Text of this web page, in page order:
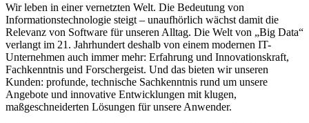
Wir leben in einer vernetzten Welt. Die Bedeutung von
Informationstechnologie steigt – unaufhörlich wächst damit die
Relevanz von Software für unseren Alltag. Die Welt von „Big Data“
verlangt im 21. Jahrhundert deshalb von einem modernen IT-
Unternehmen auch immer mehr: Erfahrung und Innovationskraft,
Fachkenntnis und Forschergeist. Und das bieten wir unseren
Kunden: profunde, technische Sachkenntnis rund um unsere
Angebote und innovative Entwicklungen mit klugen,
maßgeschneiderten Lösungen für unsere Anwender.